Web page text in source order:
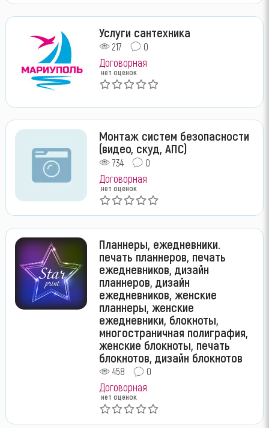
Услуги сантехника
217 0
Договорная
нет оценок
Монтаж систем безопасности
(видео, скуд, АПС)
734 0
Договорная
нет оценок
Планнеры, ежедневники.
печать планнеров, печать
ежедневников, дизайн
планнеров, дизайн
ежедневников, женские
планнеры, женские
ежедневники, блокноты,
многостраничная полиграфия,
женские блокноты, печать
блокнотов, дизайн блокнотов
458 0
Договорная
нет оценок